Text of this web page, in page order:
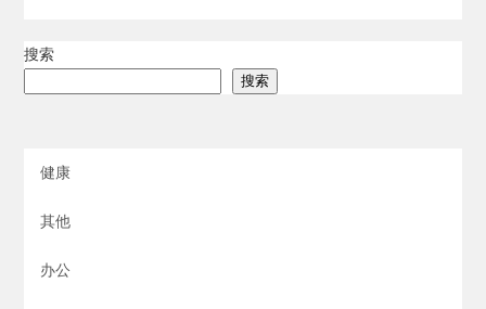
搜索
搜索
健康
其他
办公